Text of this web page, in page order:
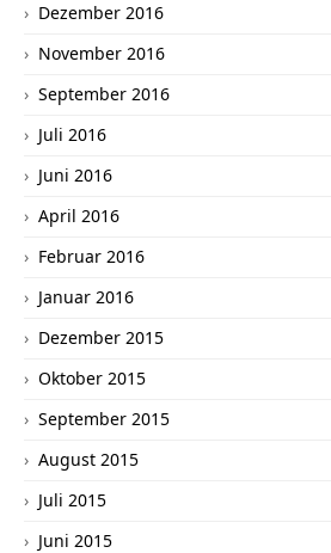
Dezember 2016
November 2016
September 2016
Juli 2016
Juni 2016
April 2016
Februar 2016
Januar 2016
Dezember 2015
Oktober 2015
September 2015
August 2015
Juli 2015
Juni 2015